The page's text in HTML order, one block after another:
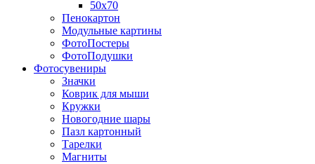
50х70
Пенокартон
Модульные картины
ФотоПостеры
ФотоПодушки
Фотоcувениры
Значки
Коврик для мыши
Кружки
Новогодние шары
Пазл картонный
Тарелки
Магниты